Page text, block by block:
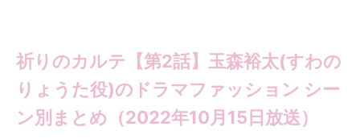
祈りのカルテ【第2話】玉森裕太(すわの
りょうた役)のドラマファッション シー
ン別まとめ（2022年10月15日放送）